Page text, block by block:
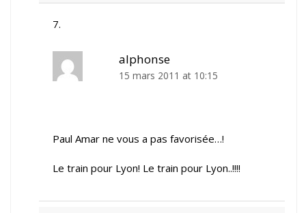
alphonse
15 mars 2011 at 10:15
Paul Amar ne vous a pas favorisée…!
Le train pour Lyon! Le train pour Lyon..!!!!